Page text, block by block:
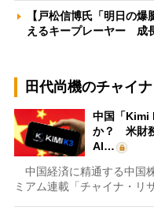
【戸松信博氏「明日の
えるキープレーヤー 成
田代尚機のチャイ
中国「Kimi
か？ 米財
AI…
中国経済に精通する中国
ミアム連載「チャイナ・リ